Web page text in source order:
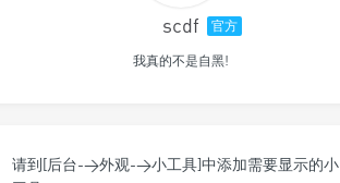
scdf 官方
我真的不是自黑!
请到[后台->外观->小工具]中添加需要显示的小